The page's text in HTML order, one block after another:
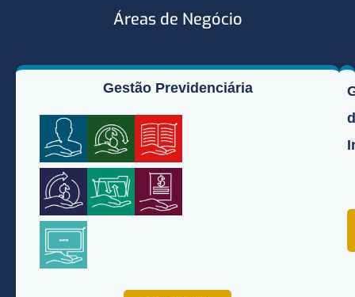
Áreas de Negócio
Gestão Previdenciária